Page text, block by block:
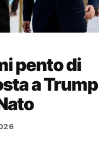
pento di
a Trump